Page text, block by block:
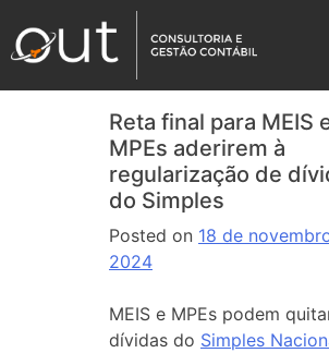
Reta final para MEIS
MPEs aderirem à
regularização de
do Simples
Posted on 18 de
2024
MEIS e MPEs podem
dívidas do Simples